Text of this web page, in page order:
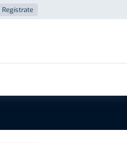
Regístrate